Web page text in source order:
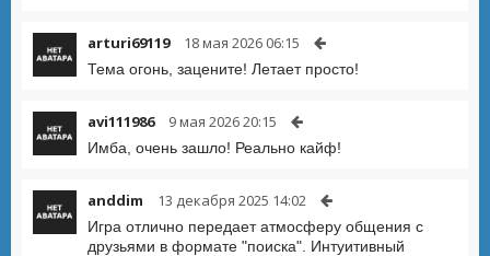
arturi69119 18 мая 2026 06:15
Тема огонь, зацените! Летает просто!
avi111986 9 мая 2026 20:15
Имба, очень зашло! Реально кайф!
anddim 13 декабря 2025 14:02
Игра отлично передает атмосферу общения с
друзьями в формате "поиска". Интуитивный